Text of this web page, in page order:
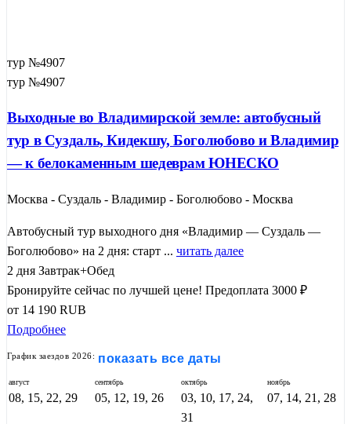
тур №4907
тур №4907
Выходные во Владимирской земле: автобусный
тур в Суздаль, Кидекшу, Боголюбово и Владимир
— к белокаменным шедеврам ЮНЕСКО
Москва - Суздаль - Владимир - Боголюбово - Москва
Автобусный тур выходного дня «Владимир — Суздаль —
Боголюбово» на 2 дня: старт ... читать далее
2 дня Завтрак+Обед
Бронируйте сейчас по лучшей цене! Предоплата 3000 ₽
от 14 190 RUB
Подробнее
График заездов 2026: показать все даты
август
08, 15, 22, 29
сентябрь
05, 12, 19, 26
октябрь
03, 10, 17, 24,
31
ноябрь
07, 14, 21, 28